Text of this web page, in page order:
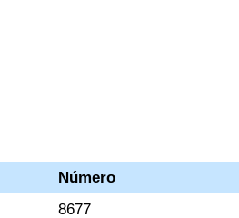
Número
8677